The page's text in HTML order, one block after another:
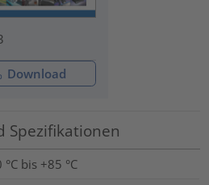
Download
Spezifikationen
°C bis +85 °C